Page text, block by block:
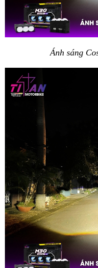
Ánh sáng